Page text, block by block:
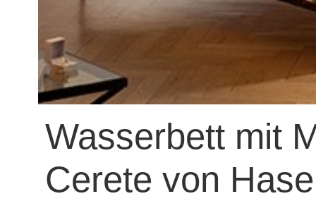
Wasserbett mit
Cerete von